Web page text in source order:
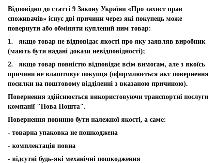
Відповідно до статті 9 Закону України «Про захист прав
споживачів» існує дві причини через які покупець може
повернути або обміняти куплений ним товар:
1. якщо товар не відповідає якості про яку заявляв виробник
(мають бути надані докази невідповідності);
2. якщо товар повністю відповідає всім вимогам, але з якоїсь
причини не влаштовує покупця (оформлюється акт повернення
посилки на поштовому відділенні з вказаною причиною).
Повернення здійснюється використовуючи транспортні послуги
компанії "Нова Пошта".
Повернення повинно бути належної якості, а саме:
- товарна упаковка не пошкоджена
- комплектація повна
- відсутні будь-які механічні пошкодження